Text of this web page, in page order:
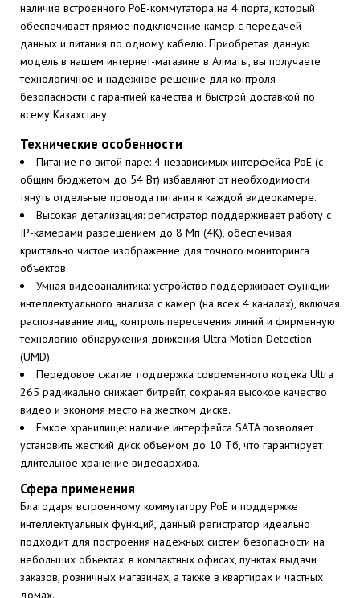
наличие встроенного PoE-коммутатора на 4 порта, который
обеспечивает прямое подключение камер с передачей
данных и питания по одному кабелю. Приобретая данную
модель в нашем интернет-магазине в Алматы, вы получаете
технологичное и надежное решение для контроля
безопасности с гарантией качества и быстрой доставкой по
всему Казахстану.
Технические особенности
Питание по витой паре: 4 независимых интерфейса PoE (с
общим бюджетом до 54 Вт) избавляют от необходимости
тянуть отдельные провода питания к каждой видеокамере.
Высокая детализация: регистратор поддерживает работу с
IP-камерами разрешением до 8 Мп (4K), обеспечивая
кристально чистое изображение для точного мониторинга
объектов.
Умная видеоаналитика: устройство поддерживает функции
интеллектуального анализа с камер (на всех 4 каналах), включая
распознавание лиц, контроль пересечения линий и фирменную
технологию обнаружения движения Ultra Motion Detection
(UMD).
Передовое сжатие: поддержка современного кодека Ultra
265 радикально снижает битрейт, сохраняя высокое качество
видео и экономя место на жестком диске.
Емкое хранилище: наличие интерфейса SATA позволяет
установить жесткий диск объемом до 10 Тб, что гарантирует
длительное хранение видеоархива.
Сфера применения
Благодаря встроенному коммутатору PoE и поддержке
интеллектуальных функций, данный регистратор идеально
подходит для построения надежных систем безопасности на
небольших объектах: в компактных офисах, пунктах выдачи
заказов, розничных магазинах, а также в квартирах и частных
домах.